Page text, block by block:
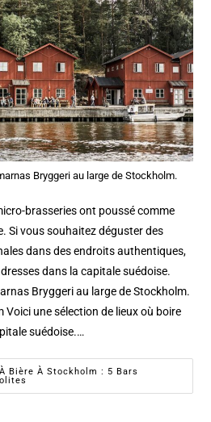
Bryggeri au large de Stockholm.
brasseries ont poussé comme
Si vous souhaitez déguster des
dans des endroits authentiques,
dans la capitale suédoise.
Bryggeri au large de Stockholm.
Voici une sélection de lieux où boire
suédoise.…
Bière À Stockholm : 5 Bars